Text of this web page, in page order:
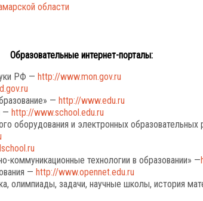
области
Образовательные интернет-порталы:
РФ — http://www.mon.gov.ru
— http://www.edu.ru
— http://www.school.edu.ru
оборудования и электронных
коммуникационные технологии в образовании» —
— http://www.opennet.edu.ru
олимпиады, задачи, научные школы, история